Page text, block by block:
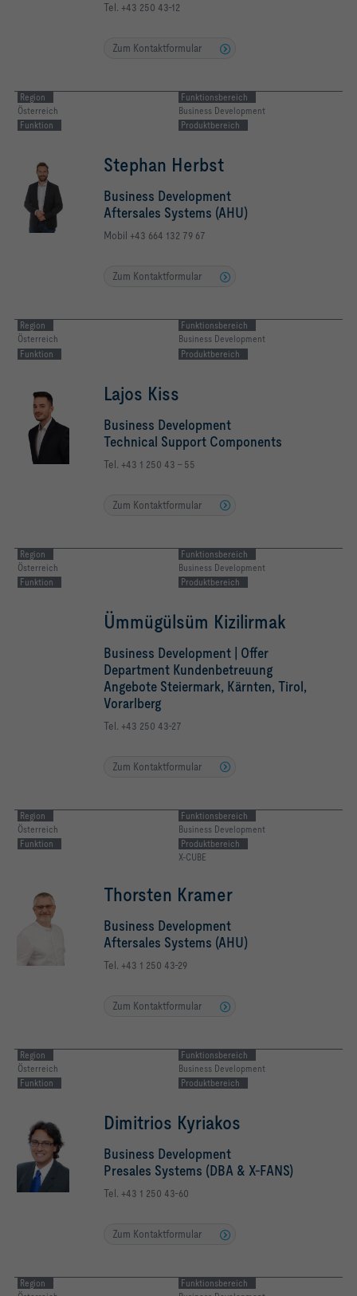
Tel. +43 250 43-12
Zum Kontaktformular
Region
Österreich
Funktionsbereich
Business Development
Funktion
Produktbereich
Stephan Herbst
Business Development
Aftersales Systems (AHU)
Mobil +43 664 132 79 67
Zum Kontaktformular
Region
Österreich
Funktionsbereich
Business Development
Funktion
Produktbereich
Lajos Kiss
Business Development
Technical Support Components
Tel. +43 1 250 43 - 55
Zum Kontaktformular
Region
Österreich
Funktionsbereich
Business Development
Funktion
Produktbereich
Ümmügülsüm Kizilirmak
Business Development | Offer
Department Kundenbetreuung
Angebote Steiermark, Kärnten, Tirol,
Vorarlberg
Tel. +43 250 43-27
Zum Kontaktformular
Region
Österreich
Funktionsbereich
Business Development
Funktion
Produktbereich
X-CUBE
Thorsten Kramer
Business Development
Aftersales Systems (AHU)
Tel. +43 1 250 43-29
Zum Kontaktformular
Region
Österreich
Funktionsbereich
Business Development
Funktion
Produktbereich
Dimitrios Kyriakos
Business Development
Presales Systems (DBA & X-FANS)
Tel. +43 1 250 43-60
Zum Kontaktformular
Region
Funktionsbereich